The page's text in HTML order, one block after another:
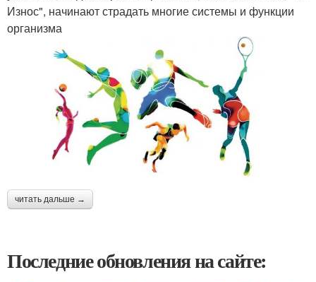
Износ", начинают страдать многие системы и функции
организма
читать дальше →
Последние обновления на сайте: